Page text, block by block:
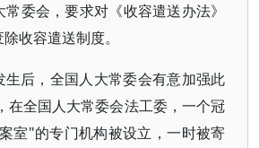
委会，要求对《收容遣送办法》
收容遣送制度。
生后，全国人大常委会有意加强此
在全国人大常委会法工委，一个冠
室"的专门机构被设立，一时被寄